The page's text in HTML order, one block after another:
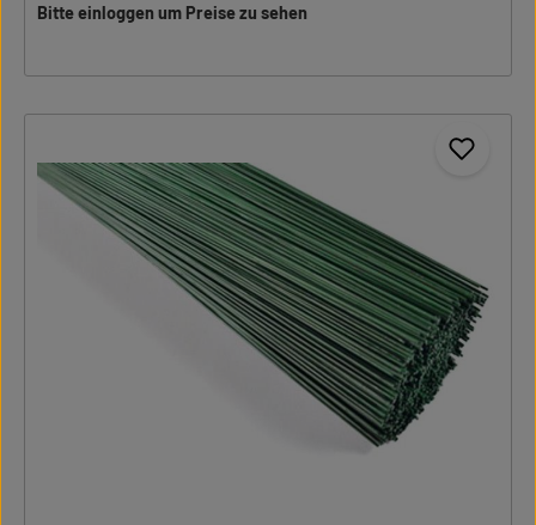
Bitte einloggen um Preise zu sehen